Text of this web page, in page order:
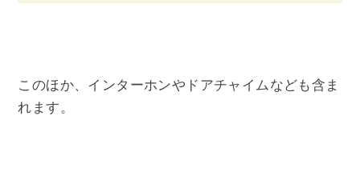
このほか、インターホンやドアチャイムなども含ま
れます。